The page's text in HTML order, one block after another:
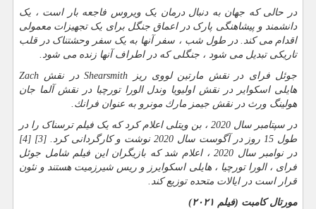
در حالی که جهان به دنبال درمان یک ویروس فاجعه بار است ، یک
دانشمند و پیشاهنگی پارک در اعماق جنگل برای یک تجهیزات معمولی
اقدام می کند. در طول شب ، سفر آنها به یک سفر وحشتناک در قلب
تاریکی تبدیل می شود ، جنگلی که در اطراف آنها زنده می شود.
جوئل فرای در نقش مارتین لووی ریز Shearsmithدر نقش Zach
هایلی اسکوایر در نقش اولیویا وندل الورا تورچیا در نقش آلما جان
هولینگ ورث در نقش جیمز مارك مونرو به عنوان فرانك.
در سپتامبر سال 2020 ، بن ویتلی اعلام کرد که یک فیلم ترسناک را در
طول 15 روز در آگوست سال 2020 نوشت و کارگردانی کرد. [3] [4]
در نوامبر سال 2020 ، اعلام شد که بازیگران این فیلم شامل جوئل
فرای ، الورا تورچیا ، هایلی اسکوایرز و ریس شیرزمیت هستند و نئون
قرار است در ایالات متحده توزیع کند.
مورتال کامبت (فیلم ۲۰۲۱)